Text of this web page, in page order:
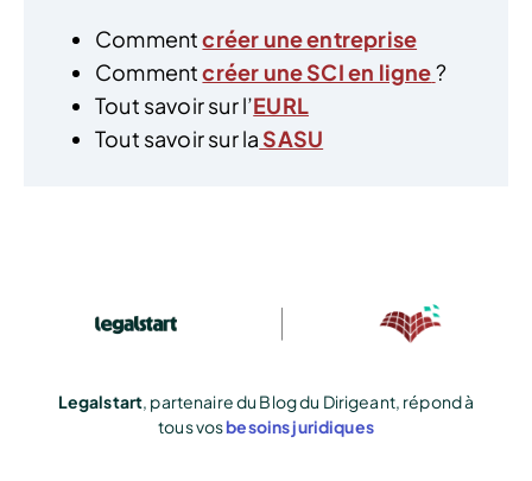
Commentcréer une entreprise
Commentcréer une SCI en ligne?
Tout savoir sur l’EURL
Tout savoir sur la SASU
Legalstart, partenaire du Blog du Dirigeant, répond à
tous vosbesoins juridiques